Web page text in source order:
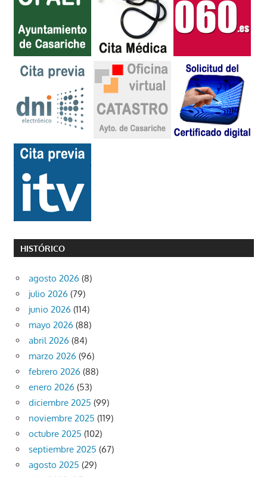
HISTÓRICO
agosto 2026 (8)
julio 2026 (79)
junio 2026 (114)
mayo 2026 (88)
abril 2026 (84)
marzo 2026 (96)
febrero 2026 (88)
enero 2026 (53)
diciembre 2025 (99)
noviembre 2025 (119)
octubre 2025 (102)
septiembre 2025 (67)
agosto 2025 (29)